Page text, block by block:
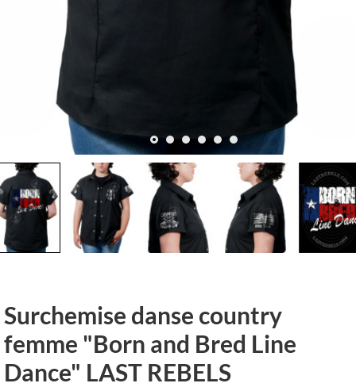
Surchemise danse country
femme "Born and Bred Line
Dance" LAST REBELS